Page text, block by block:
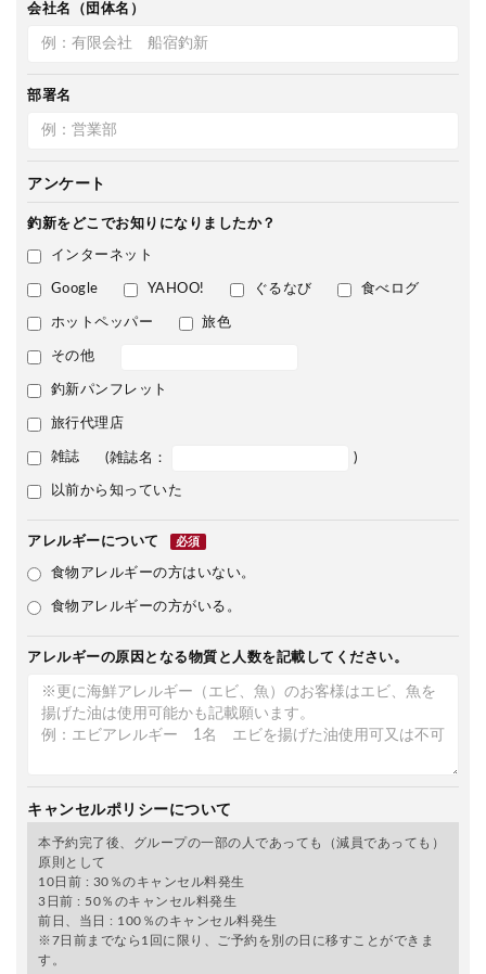
会社名（団体名）
部署名
アンケート
釣新をどこでお知りになりましたか？
インターネット
Google YAHOO! ぐるなび 食べログ
ホットペッパー 旅色
その他
釣新パンフレット
旅行代理店
雑誌 (雑誌名： )
以前から知っていた
アレルギーについて 必須
食物アレルギーの方はいない。
食物アレルギーの方がいる。
アレルギーの原因となる物質と人数を記載してください。
キャンセルポリシーについて
本予約完了後、グループの一部の人であっても（減員であっても）
原則として
10日前 : 30％のキャンセル料発生
3日前 : 50％のキャンセル料発生
前日、当日 : 100％のキャンセル料発生
※7日前までなら1回に限り、ご予約を別の日に移すことができま
す。